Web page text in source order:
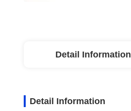
Detail Information
Detail Information